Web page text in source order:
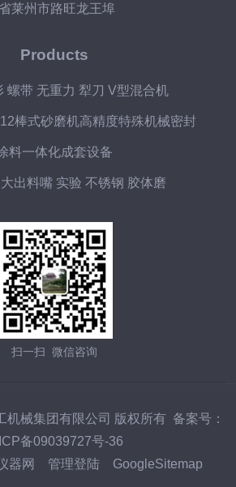
莱州市路旺龙王埠
Products
螺带 无重力 犁刀 V型混合机
棒式砂磨机高精度特殊机械密封
料一体化成套设备
出料嘴 实验 不锈钢 胶体磨
扫一扫 微信咨询
械集团有限公司 版权所有 备案号：
备09039727号-36
器网 管理登陆 GoogleSitemap